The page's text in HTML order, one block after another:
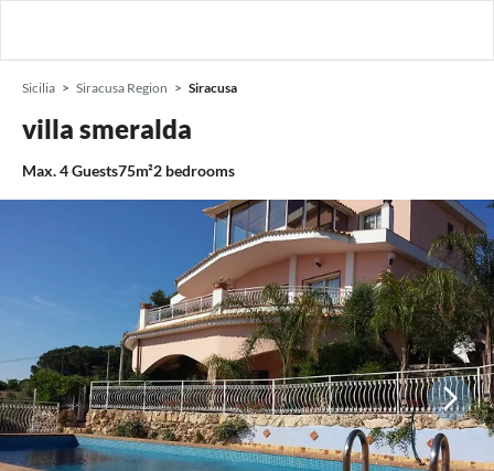
Sicilia Siracusa Region Siracusa
villa smeralda
Max.4Guests75m²2 bedrooms